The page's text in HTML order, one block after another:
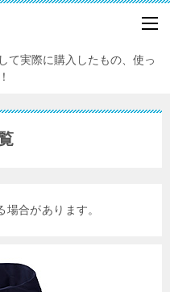
て実際に購入したもの、使っ
合があります。